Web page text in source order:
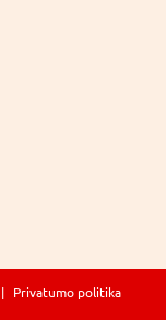
Privatumo politika